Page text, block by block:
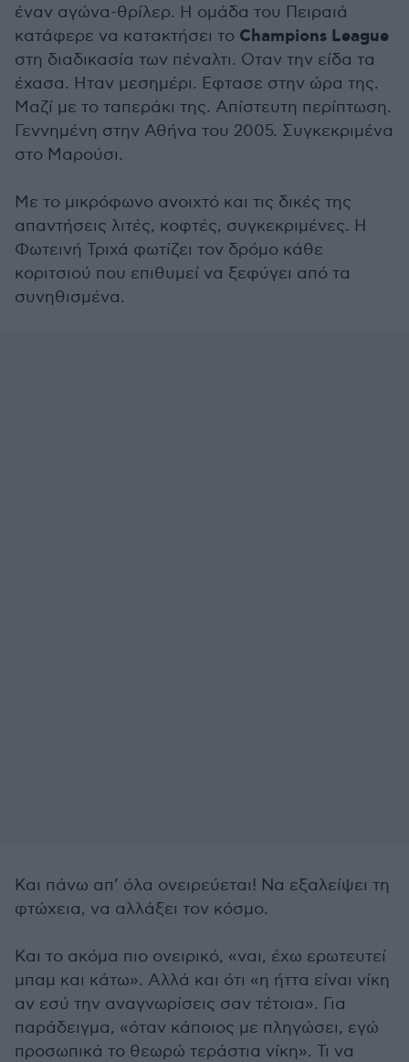
έναν αγώνα-θρίλερ. Η ομάδα του Πειραιά
κατάφερε να κατακτήσει το Champions League
στη διαδικασία των πέναλτι. Οταν την είδα τα
έχασα. Ηταν μεσημέρι. Εφτασε στην ώρα της.
Μαζί με το ταπεράκι της. Απίστευτη περίπτωση.
Γεννημένη στην Αθήνα του 2005. Συγκεκριμένα
στο Μαρούσι.
Με το μικρόφωνο ανοιχτό και τις δικές της
απαντήσεις λιτές, κοφτές, συγκεκριμένες. Η
Φωτεινή Τριχά φωτίζει τον δρόμο κάθε
κοριτσιού που επιθυμεί να ξεφύγει από τα
συνηθισμένα.
Και πάνω απ’ όλα ονειρεύεται! Να εξαλείψει τη
φτώχεια, να αλλάξει τον κόσμο.
Και το ακόμα πιο ονειρικό, «ναι, έχω ερωτευτεί
μπαμ και κάτω». Αλλά και ότι «η ήττα είναι νίκη
αν εσύ την αναγνωρίσεις σαν τέτοια». Για
παράδειγμα, «όταν κάποιος με πληγώσει, εγώ
προσωπικά το θεωρώ τεράστια νίκη». Τι να